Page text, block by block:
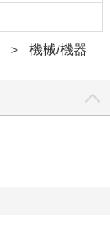
＞ 機械/機器